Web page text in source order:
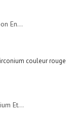
En...
Et...